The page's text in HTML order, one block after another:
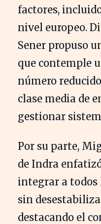
factores,
nivel europeo.
Sener propuso
que contemple
número
clase media de
gestionar
Por su parte,
de Indra
integrar a todos
sin
destacando el